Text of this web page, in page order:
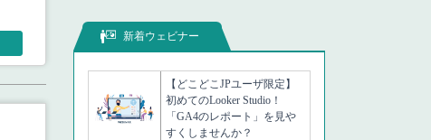
新着ウェビナー
【どこどこJPユーザ限定】
初めてのLooker Studio！
「GA4のレポート」を見や
すくしませんか？